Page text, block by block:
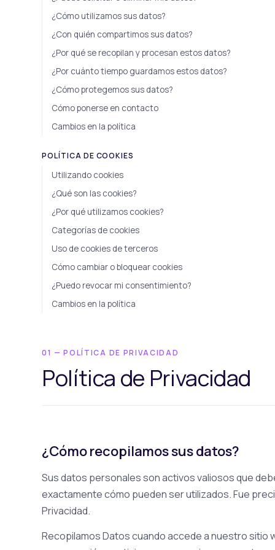
¿Cómo utilizamos sus datos?
¿Con quién compartimos sus datos?
¿Por qué se recopilan y procesan estos datos?
¿Por cuánto tiempo guardamos estos datos?
¿Cómo protegemos sus datos?
Cómo ponerse en contacto
Cambios en la política
POLÍTICA DE COOKIES
Utilizando cookies
¿Qué son las cookies?
¿Por qué utilizamos cookies?
Categorías de cookies
Uso de cookies de terceros
Cómo cambiar o bloquear cookies
¿Puedo revocar mi consentimiento?
Cambios en la política
01 — POLÍTICA DE PRIVACIDAD
Política de Privacidad
¿Cómo recopilamos sus datos?
Sus datos personales son activos valiosos que
exactamente cómo pueden ser utilizados. Fue
Privacidad.
Recopilamos Datos cuando accede a nuestro sitio